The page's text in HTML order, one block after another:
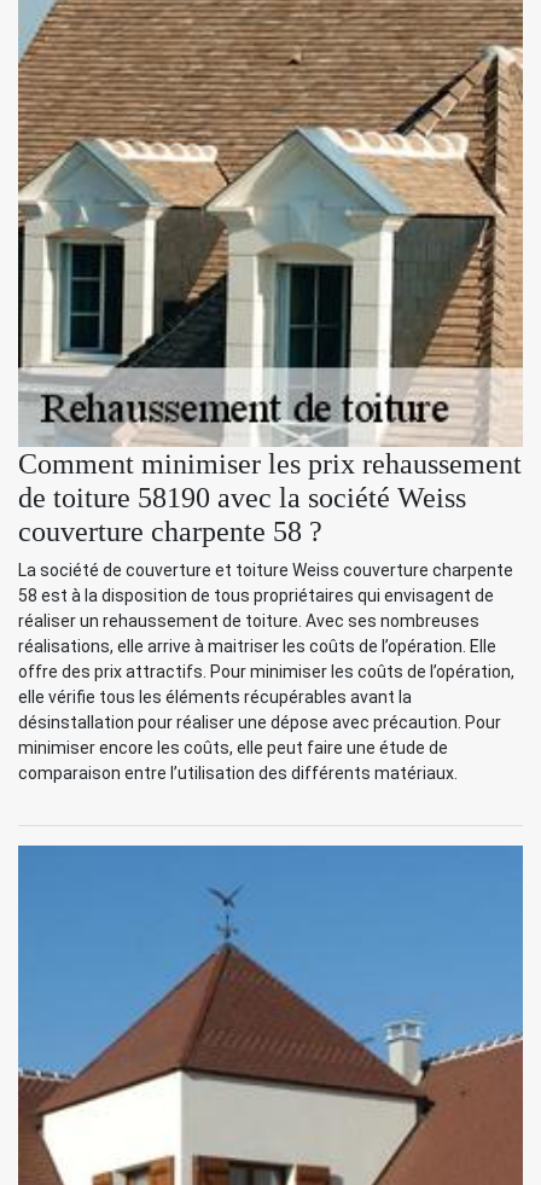
Comment minimiser les prix rehaussement
de toiture 58190 avec la société Weiss
couverture charpente 58 ?
La société de couverture et toiture Weiss couverture charpente
58 est à la disposition de tous propriétaires qui envisagent de
réaliser un rehaussement de toiture. Avec ses nombreuses
réalisations, elle arrive à maitriser les coûts de l’opération. Elle
offre des prix attractifs. Pour minimiser les coûts de l’opération,
elle vérifie tous les éléments récupérables avant la
désinstallation pour réaliser une dépose avec précaution. Pour
minimiser encore les coûts, elle peut faire une étude de
comparaison entre l’utilisation des différents matériaux.